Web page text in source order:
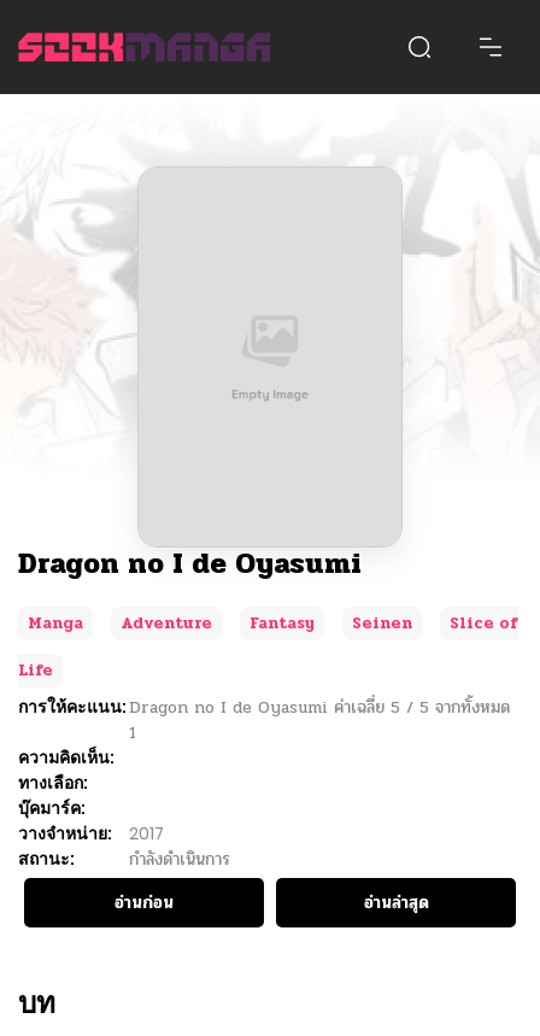
Dragon no I de Oyasumi
Manga Adventure Fantasy Seinen
Slice of
Life
การให้คะแนน:Dragon no I de Oyasumi ค่าเฉลี่ย 5 / 5 จากทั้งหมด
1
ความคิดเห็น:
ทางเลือก:
บุ๊คมาร์ค:
วางจำหน่าย:
2017
สถานะ:
กำลังดำเนินการ
อ่านก่อน
อ่านล่าสุด
บท